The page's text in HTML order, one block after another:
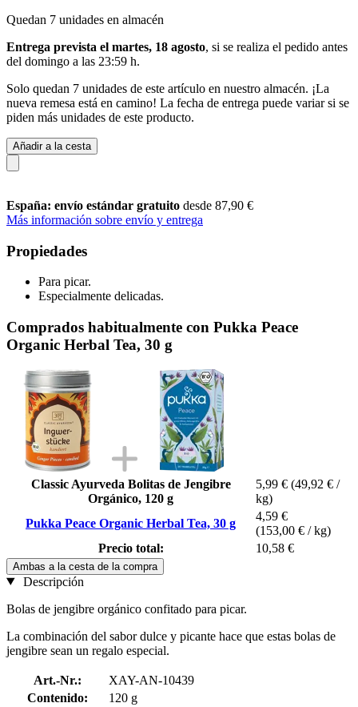
Quedan 7 unidades en almacén
Entrega prevista el martes, 18 agosto, si se realiza el pedido antes
del domingo a las 23:59 h.
Solo quedan 7 unidades de este artículo en nuestro almacén. ¡La
nueva remesa está en camino! La fecha de entrega puede variar si se
piden más unidades de este producto.
Añadir a la cesta
España: envío estándar gratuito desde 87,90 €
Más información sobre envío y entrega
Propiedades
Para picar.
Especialmente delicadas.
Comprados habitualmente con Pukka Peace
Organic Herbal Tea, 30 g
Classic Ayurveda Bolitas de Jengibre
Orgánico, 120 g
5,99 € (49,92 € /
kg)
Pukka Peace Organic Herbal Tea, 30 g
4,59 €
(153,00 € / kg)
Precio total:
10,58 €
Ambas a la cesta de la compra
Descripción
Bolas de jengibre orgánico confitado para picar.
La combinación del sabor dulce y picante hace que estas bolas de
jengibre sean un regalo especial.
Art.-Nr.:
XAY-AN-10439
Contenido:
120 g